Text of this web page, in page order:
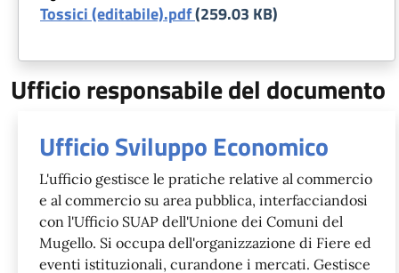
Tossici (editabile).pdf(259.03 KB)
Ufficio responsabile del documento
Ufficio Sviluppo Economico
L'ufficio gestisce le pratiche relative al commercio
e al commercio su area pubblica, interfacciandosi
con l'Ufficio SUAP dell'Unione dei Comuni del
Mugello. Si occupa dell'organizzazione di Fiere ed
eventi istituzionali, curandone i mercati. Gestisce